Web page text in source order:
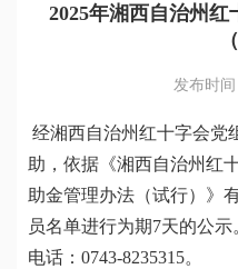
2025年湘西自治州
发布时间
经湘西自治州红十字会党
助，依据《湘西自治州红
助金管理办法（试行）》
员名单进行为期7天的公
电话：0743-8235315。